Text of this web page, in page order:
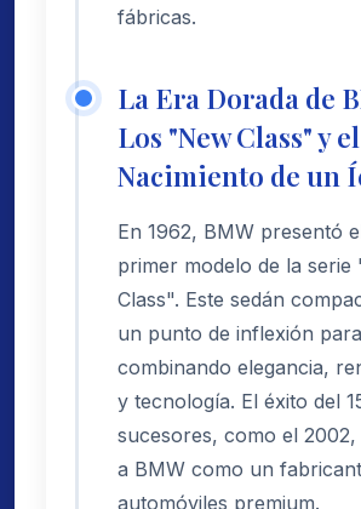
fábricas.
La Era Dorada de
Los "New Class" y el
Nacimiento de un
En 1962, BMW presentó
primer modelo de la serie
Class". Este sedán
un punto de inflexión
combinando elegancia,
y tecnología. El éxito del
sucesores, como el
a BMW como un
automóviles premium.